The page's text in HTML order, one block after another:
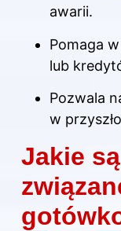
awarii.
Pomaga
lub
Pozwala
w
Jakie